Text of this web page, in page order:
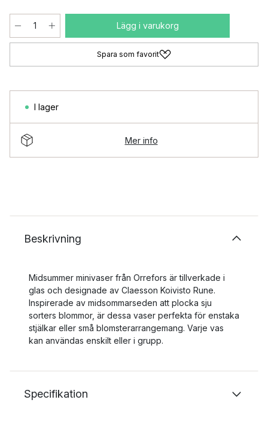
Lägg i varukorg
Spara som favorit
I lager
Mer info
Beskrivning
Midsummer minivaser från Orrefors är tillverkade i
glas och designade av Claesson Koivisto Rune.
Inspirerade av midsommarseden att plocka sju
sorters blommor, är dessa vaser perfekta för enstaka
stjälkar eller små blomsterarrangemang. Varje vas
kan användas enskilt eller i grupp.
Specifikation